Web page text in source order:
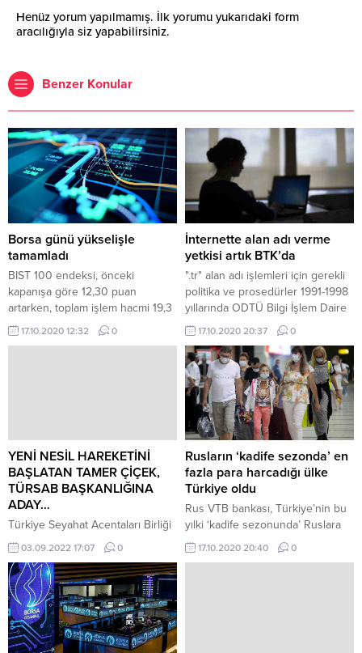
Henüz yorum yapılmamış. İlk yorumu yukarıdaki form
aracılığıyla siz yapabilirsiniz.
Benzer Konular
Borsa günü yükselişle
tamamladı
BIST 100 endeksi, önceki
kapanışa göre 12,30 puan
artarken, toplam işlem hacmi 19,3
milyar lira seviyesinde
gerçekleşti. Bankacılık endeksi ...
17.10.2020 12:32 0
İnternette alan adı verme
yetkisi artık BTK’da
".tr" alan adı işlemleri için gerekli
politika ve prosedürler 1991-1998
yıllarında ODTÜ Bilgi İşlem Daire
Başkanlığınca düzenlendi.2000
yılında Ulaştırma Bakanlığı
İnternet Kuruluna bağlı çalışan
sektör temsilcilerinin yer aldığı ve
11 kurumsal üyeden oluşan "DNS
Çalışma Grubu" oluşturuldu.
17.10.2020 20:37 0
YENİ NESİL HAREKETİNİ
BAŞLATAN TAMER ÇİÇEK,
TÜRSAB BAŞKANLIĞINA
ADAY…
Türkiye Seyahat Acentaları Birliği
(TÜRSAB), aralık ayında 25’inci
olağan genel kurulunu
gerçekleştirmeye hazırlanırken,
başkanlığa aday olduğunu
açıklayan ilk isim Yeni Nesil
TÜRSAB Hareketi lideri Tamer
Çiçek oldu. Turizm sektörüne 20
03.09.2022 17:07 0
Rusların ‘kadife sezonda’ en
fazla para harcadığı ülke
Türkiye oldu
Rus VTB bankası, Türkiye’nin bu
yılki ‘kadife sezonunda’ Ruslara
açık tüm tatil yerleri arasında VTB
müşterilerinin en fazla harcama
17.10.2020 20:40 0